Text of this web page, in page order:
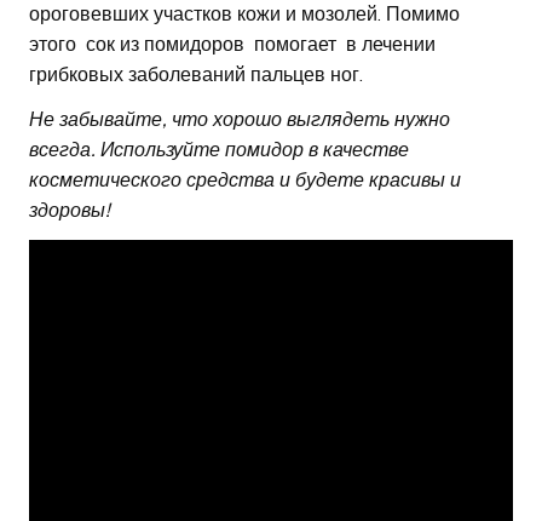
ороговевших участков кожи и мозолей. Помимо
этого сок из помидоров помогает в лечении
грибковых заболеваний пальцев ног.
Не забывайте, что хорошо выглядеть нужно
всегда. Используйте помидор в качестве
косметического средства и будете красивы и
здоровы!